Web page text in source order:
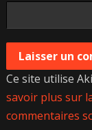
Ce site utilise
savoir plus sur
commentaires